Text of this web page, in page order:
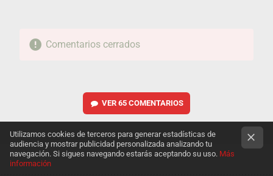
Comentarios cerrados
VER 65 COMENTARIOS
Utilizamos cookies de terceros para generar estadísticas de
audiencia y mostrar publicidad personalizada analizando tu
navegación. Si sigues navegando estarás aceptando su uso. Más
información